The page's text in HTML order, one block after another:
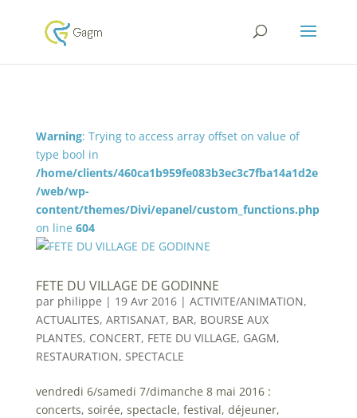
Warning: Trying to access array offset on value of
type bool in
/home/clients/460ca1b959fe083b3ec3c7fba14a1d2e
/web/wp-
content/themes/Divi/epanel/custom_functions.php
on line 604
FETE DU VILLAGE DE GODINNE
par philippe | 19 Avr 2016| ACTIVITE/ANIMATION,
ACTUALITES, ARTISANAT, BAR, BOURSE AUX
PLANTES, CONCERT, FETE DU VILLAGE, GAGM,
RESTAURATION, SPECTACLE
vendredi 6/samedi 7/dimanche 8 mai 2016 :
concerts, soirée, spectacle, festival, déjeuner,